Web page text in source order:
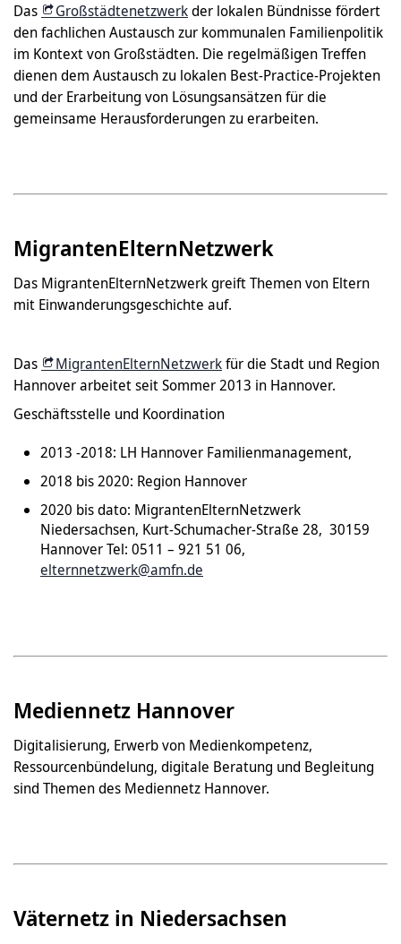
Das Großstädtenetzwerkder lokalen Bündnisse fördert
den fachlichen Austausch zur kommunalen Familienpolitik
im Kontext von Großstädten. Die regelmäßigen Treffen
dienen dem Austausch zu lokalen Best-Practice-Projekten
und der Erarbeitung von Lösungsansätzen für die
gemeinsame Herausforderungen zu erarbeiten.
MigrantenElternNetzwerk
Das MigrantenElternNetzwerk greift Themen von Eltern
mit Einwanderungsgeschichte auf.
Das MigrantenElternNetzwerkfür die Stadt und Region
Hannover arbeitet seit Sommer 2013 in Hannover.
Geschäftsstelle und Koordination
2013 -2018: LH Hannover Familienmanagement,
2018 bis 2020: Region Hannover
2020 bis dato: MigrantenElternNetzwerk
Niedersachsen, Kurt-Schumacher-Straße 28, 30159
Hannover Tel: 0511 – 921 51 06,
elternnetzwerk@amfn.de
Mediennetz Hannover
Digitalisierung, Erwerb von Medienkompetenz,
Ressourcenbündelung, digitale Beratung und Begleitung
sind Themen des Mediennetz Hannover.
Väternetz in Niedersachsen